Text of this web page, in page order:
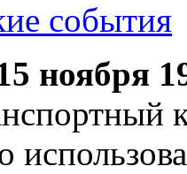
события
ноября